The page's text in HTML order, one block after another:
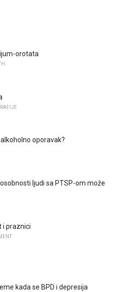
orotata
oporavak?
ljudi sa PTSP-om može
i praznici
kada se BPD i depresija